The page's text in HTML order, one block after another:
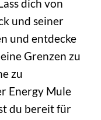
dich von
und seiner
und entdecke
Grenzen zu
zu
Energy Mule
du bereit für